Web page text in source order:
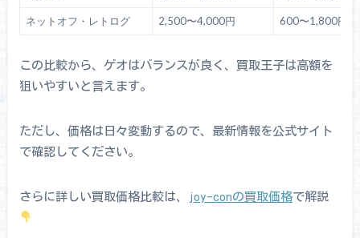
ネットオフ・レトログ 2,500〜4,000円 600〜1,800円
この比較から、ゲオはバランスが良く、買取王子は高額を
狙いやすいと言えます。
ただし、価格は日々変動するので、最新情報を公式サイト
で確認してください。
さらに詳しい買取価格比較は、 joy-conの買取価格で解説